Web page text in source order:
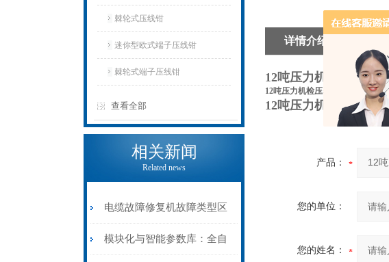
棘轮式压线钳
迷你型欧式端子压线钳
棘轮式端子压线钳
查看全部
相关新闻
Related news
电缆故障修复机故障类型区
分指南：从“绝缘电
模块化与智能参数库：全自
详情介绍
12吨压力机检压表厂家
12吨压力机检压表
12吨压力机检压表厂家
产品：
您的单位：
您的姓名：